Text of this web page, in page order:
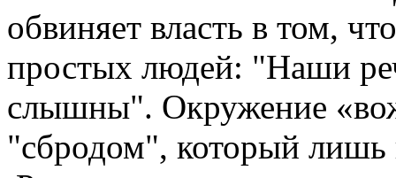
обвиняет власть в том,
простых людей: "Наши
слышны". Окружение
"сбродом", который лишь